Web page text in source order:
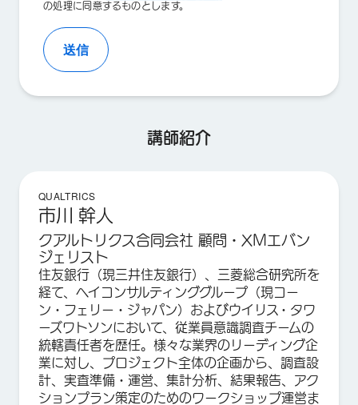
の処理に同意するものとします。
送信
講師紹介
QUALTRICS
市川 幹人
クアルトリクス合同会社 顧問・XMエバン
ジェリスト
住友銀行（現三井住友銀行）、三菱総合研究所を
経て、ヘイコンサルティンググループ（現コー
ン・フェリー・ジャパン）およびウイリス・タワ
ーズワトソンにおいて、従業員意識調査チームの
統轄責任者を歴任。様々な業界のリーディング企
業に対し、プロジェクト全体の企画から、調査設
計、実査準備・運営、集計分析、結果報告、アク
ションプラン策定のためのワークショップ運営ま